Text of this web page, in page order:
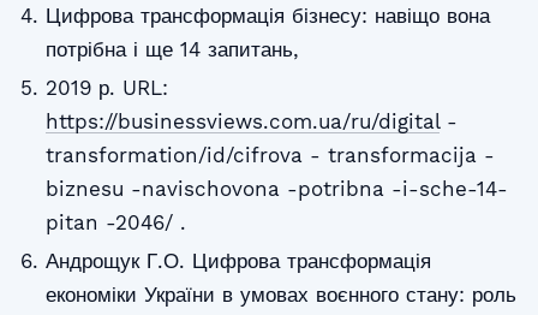
Цифрова трансформація бізнесу: навіщо вона
потрібна і ще 14 запитань,
2019 р. URL:
https://businessviews.com.ua/ru/digital-
transformation/id/cifrova - transformacija -
biznesu -navischovona -potribna -i-sche-14-
pitan -2046/ .
Андрощук Г.О. Цифрова трансформація
економіки України в умовах воєнного стану: роль